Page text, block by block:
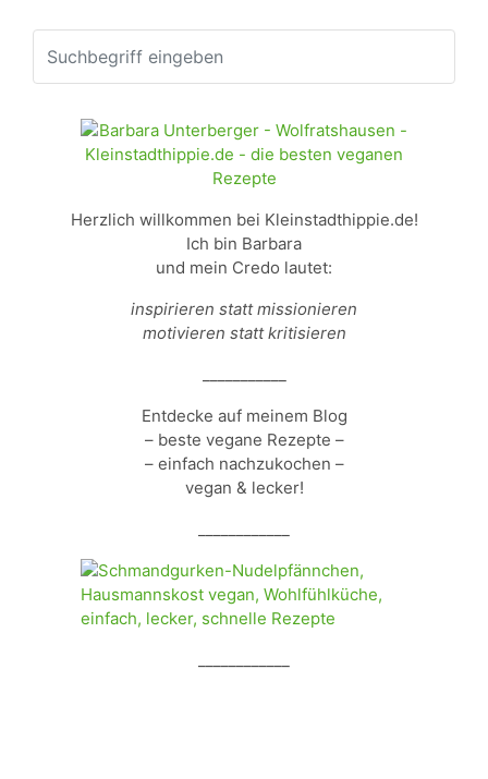
Herzlich willkommen bei Kleinstadthippie.de!
Ich bin Barbara
und mein Credo lautet:
inspirieren statt missionieren
motivieren statt kritisieren
Entdecke auf meinem Blog
– beste vegane Rezepte –
– einfach nachzukochen –
vegan & lecker!